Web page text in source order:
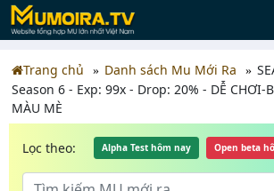
Trang chủ Danh sách Mu Mới Ra
Season 6 - Exp: 99x - Drop: 20% - DỄ CHƠI-
MÀU MÈ
Lọc theo: Alpha Test hôm nay Open beta